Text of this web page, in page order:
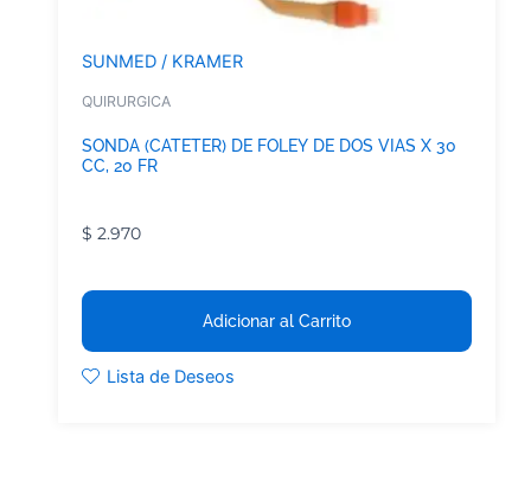
SUNMED / KRAMER
QUIRURGICA
SONDA (CATETER) DE FOLEY DE DOS VIAS X 30
CC, 20 FR
$ 2.970
Adicionar al Carrito
Lista de Deseos